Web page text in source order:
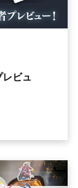
レビュ